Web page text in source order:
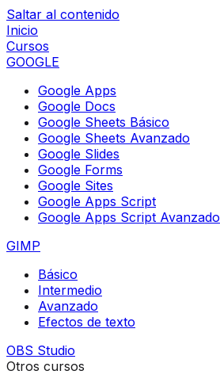
Saltar al contenido
Inicio
Cursos
GOOGLE
Google Apps
Google Docs
Google Sheets Básico
Google Sheets Avanzado
Google Slides
Google Forms
Google Sites
Google Apps Script
Google Apps Script Avanzado
GIMP
Básico
Intermedio
Avanzado
Efectos de texto
OBS Studio
Otros cursos